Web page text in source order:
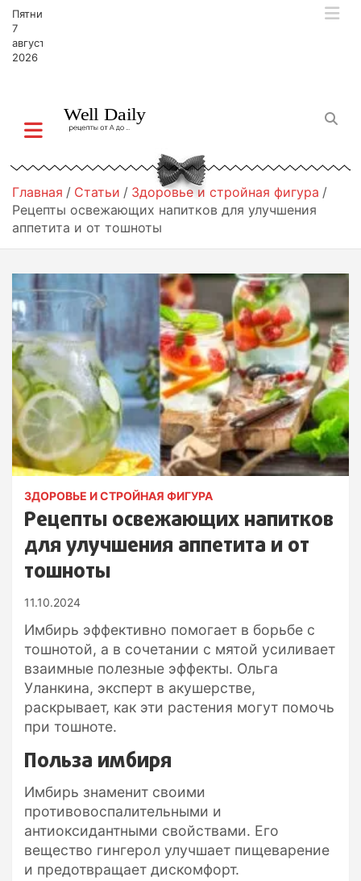
Пятница,
7
августа,
2026
Главная Статьи
Здоровье и стройная фигура
Рецепты освежающих напитков для улучшения
аппетита и от тошноты
ЗДОРОВЬЕ И СТРОЙНАЯ ФИГУРА
Рецепты освежающих напитков
для улучшения аппетита и от
тошноты
11.10.2024
Имбирь эффективно помогает в борьбе с
тошнотой, а в сочетании с мятой усиливает
взаимные полезные эффекты. Ольга
Уланкина, эксперт в акушерстве,
раскрывает, как эти растения могут помочь
при тошноте.
Польза имбиря
Имбирь знаменит своими
противовоспалительными и
антиоксидантными свойствами. Его
вещество гингерол улучшает пищеварение
и предотвращает дискомфорт.